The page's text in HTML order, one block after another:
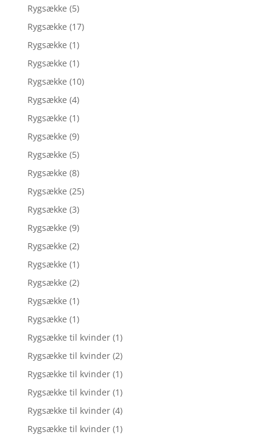
Rygsække (5)
Rygsække (17)
Rygsække (1)
Rygsække (1)
Rygsække (10)
Rygsække (4)
Rygsække (1)
Rygsække (9)
Rygsække (5)
Rygsække (8)
Rygsække (25)
Rygsække (3)
Rygsække (9)
Rygsække (2)
Rygsække (1)
Rygsække (2)
Rygsække (1)
Rygsække (1)
Rygsække til kvinder (1)
Rygsække til kvinder (2)
Rygsække til kvinder (1)
Rygsække til kvinder (1)
Rygsække til kvinder (4)
Rygsække til kvinder (1)